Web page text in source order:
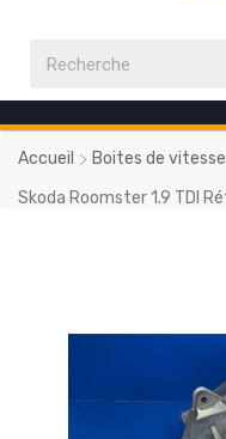
Accueil Boites de
Skoda Roomster 1.9 TDI